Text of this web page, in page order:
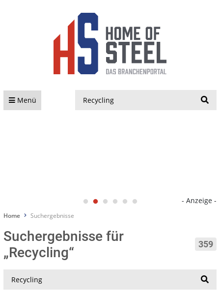
Menü
- Anzeige -
Home Suchergebnisse
Suchergebnisse für
„Recycling“
359